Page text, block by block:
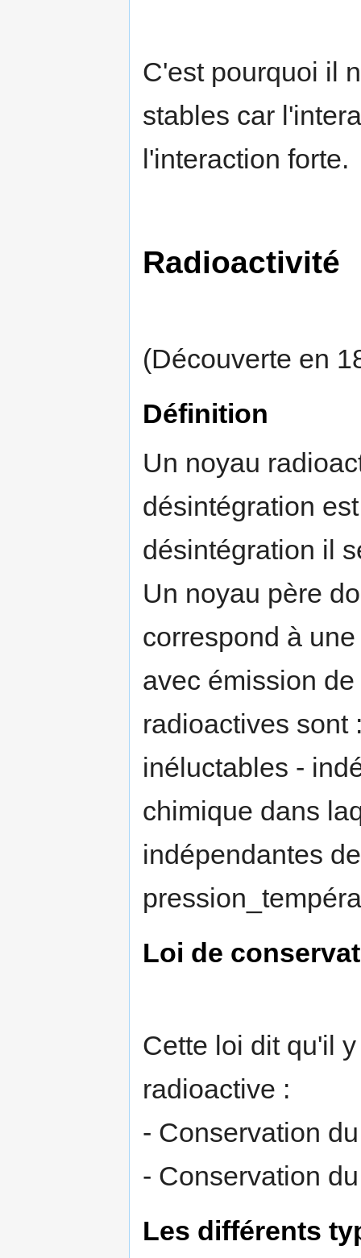
C'est pourquoi il
stables car
l'interaction forte.
Radioactivité
(Découverte en
Définition
Un noyau
désintégration
désintégration il
Un noyau père
correspond à
avec émission
radioactives sont
inéluctables -
chimique dans
indépendantes
Loi de
Cette loi dit qu'il
radioactive :
- Conservation
- Conservation
Les différents